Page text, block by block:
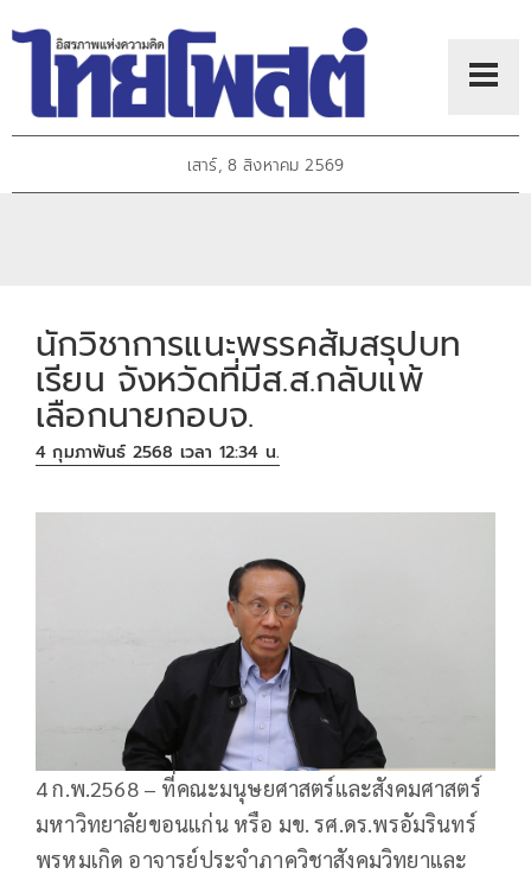
เสาร์, 8 สิงหาคม 2569
นักวิชาการแนะพรรคส้มสรุปบท
เรียน จังหวัดที่มีส.ส.กลับแพ้
เลือกนายกอบจ.
4 กุมภาพันธ์ 2568 เวลา 12:34 น.
4 ก.พ.2568 – ที่คณะมนุษยศาสตร์และสังคมศาสตร์
มหาวิทยาลัยขอนแก่น หรือ มข. รศ.ดร.พรอัมรินทร์
พรหมเกิด อาจารย์ประจำภาควิชาสังคมวิทยาและ